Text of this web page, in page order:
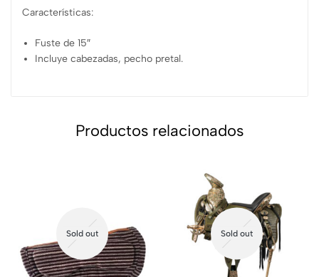
Características:
Fuste de 15″
Incluye cabezadas, pecho pretal.
Productos relacionados
Sold out Sold out